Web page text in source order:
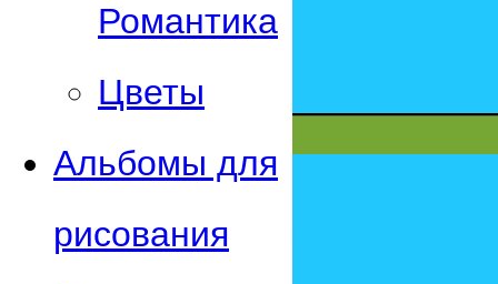
Романтика
Цветы
Альбомы для
рисования